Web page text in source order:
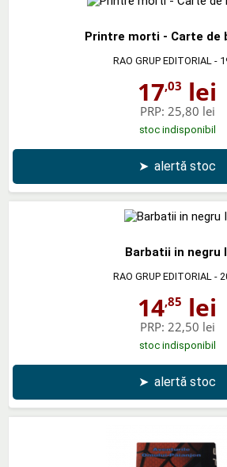
Printre morti - Carte de
RAO GRUP EDITORIAL -
17,03 lei
PRP: 25,80 lei
stoc indisponibil
➤ alertă stoc
Barbatii in negru
RAO GRUP EDITORIAL -
14,85 lei
PRP: 22,50 lei
stoc indisponibil
➤ alertă stoc